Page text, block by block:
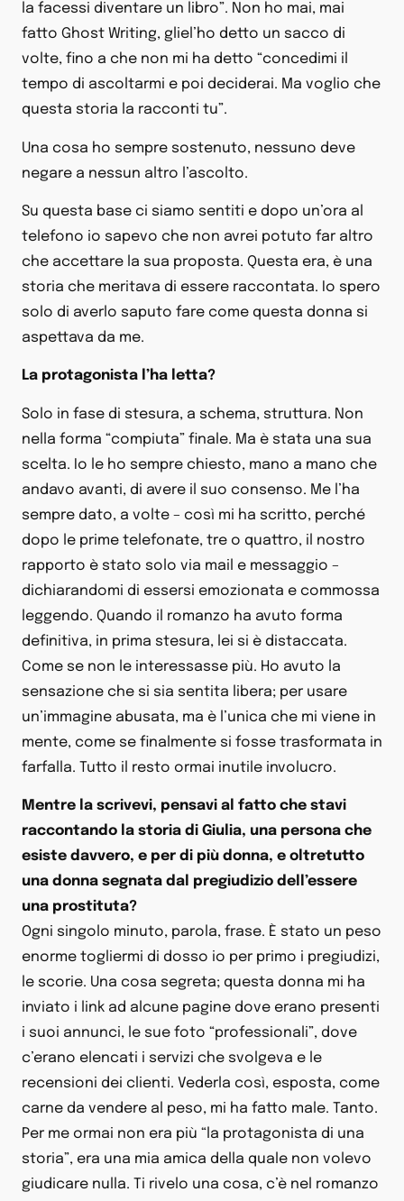
la facessi diventare un libro”. Non ho mai, mai
fatto Ghost Writing, gliel’ho detto un sacco di
volte, fino a che non mi ha detto “concedimi il
tempo di ascoltarmi e poi deciderai. Ma voglio che
questa storia la racconti tu”.
Una cosa ho sempre sostenuto, nessuno deve
negare a nessun altro l’ascolto.
Su questa base ci siamo sentiti e dopo un’ora al
telefono io sapevo che non avrei potuto far altro
che accettare la sua proposta. Questa era, è una
storia che meritava di essere raccontata. Io spero
solo di averlo saputo fare come questa donna si
aspettava da me.
La protagonista l’ha letta?
Solo in fase di stesura, a schema, struttura. Non
nella forma “compiuta” finale. Ma è stata una sua
scelta. Io le ho sempre chiesto, mano a mano che
andavo avanti, di avere il suo consenso. Me l’ha
sempre dato, a volte – così mi ha scritto, perché
dopo le prime telefonate, tre o quattro, il nostro
rapporto è stato solo via mail e messaggio –
dichiarandomi di essersi emozionata e commossa
leggendo. Quando il romanzo ha avuto forma
definitiva, in prima stesura, lei si è distaccata.
Come se non le interessasse più. Ho avuto la
sensazione che si sia sentita libera; per usare
un’immagine abusata, ma è l’unica che mi viene in
mente, come se finalmente si fosse trasformata in
farfalla. Tutto il resto ormai inutile involucro.
Mentre la scrivevi, pensavi al fatto che stavi
raccontando la storia di Giulia, una persona che
esiste davvero, e per di più donna, e oltretutto
una donna segnata dal pregiudizio dell’essere
una prostituta?
Ogni singolo minuto, parola, frase. È stato un peso
enorme togliermi di dosso io per primo i pregiudizi,
le scorie. Una cosa segreta; questa donna mi ha
inviato i link ad alcune pagine dove erano presenti
i suoi annunci, le sue foto “professionali”, dove
c’erano elencati i servizi che svolgeva e le
recensioni dei clienti. Vederla così, esposta, come
carne da vendere al peso, mi ha fatto male. Tanto.
Per me ormai non era più “la protagonista di una
storia”, era una mia amica della quale non volevo
giudicare nulla. Ti rivelo una cosa, c’è nel romanzo